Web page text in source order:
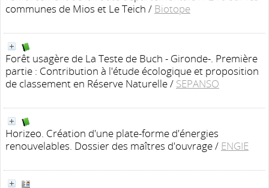
communes de Mios et Le Teich / Biotope
Forêt usagère de La Teste de Buch - Gironde-. Première
partie : Contribution à l'étude écologique et proposition
de classement en Réserve Naturelle/ SEPANSO
Horizeo. Création d'une plate-forme d'énergies
renouvelables. Dossier des maîtres d'ouvrage/ ENGIE